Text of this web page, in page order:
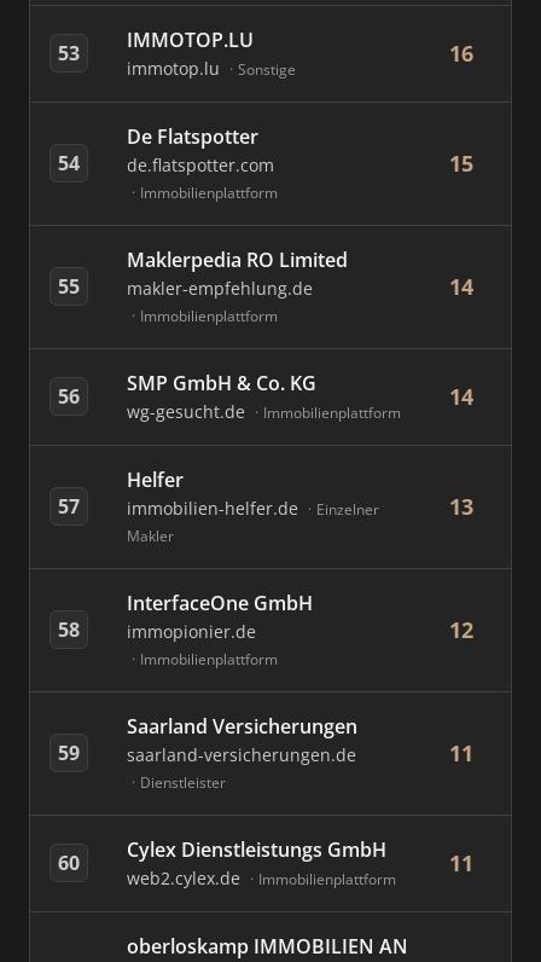
53 IMMOTOP.LU
immotop.lu Sonstige
16
54
De Flatspotter
de.flatspotter.com
Immobilienplattform
15
55
Maklerpedia RO Limited
makler-empfehlung.de
Immobilienplattform
14
56 SMP GmbH & Co. KG
wg-gesucht.de Immobilienplattform
14
57
Helfer
immobilien-helfer.de
Einzelner
Makler
13
58
InterfaceOne GmbH
immopionier.de
Immobilienplattform
12
59
Saarland Versicherungen
saarland-versicherungen.de
Dienstleister
11
60 Cylex Dienstleistungs GmbH
web2.cylex.de Immobilienplattform
11
oberloskamp IMMOBILIEN AN